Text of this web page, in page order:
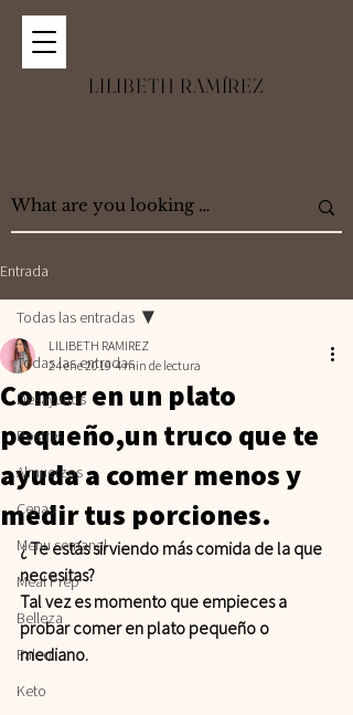
LILIBETH RAMÍREZ
Entrada
Todas las entradas
Desayunos
Postres
Almuerzos
Cenas
Menu semanal
Meal Prep
Belleza
Paleo
Keto
Todas las entradas
Comer en un plato
pequeño,un truco que te
ayuda a comer menos y
medir tus porciones.
LILIBETH RAMIREZ
24 ene 2019 4 min de lectura
¿ Te estás sirviendo más comida de la que
necesitas?
Tal vez es momento que empieces a
probar comer en plato pequeño o
mediano.